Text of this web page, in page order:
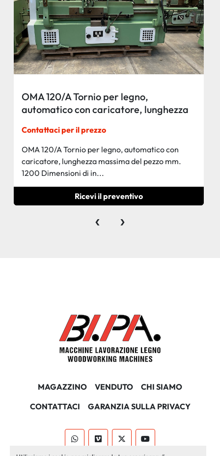
OMA 120/A Tornio per legno,
automatico con caricatore, lunghezza
Contattaci per il prezzo
OMA 120/A Tornio per legno, automatico con
caricatore, lunghezza massima del pezzo mm.
1200 Dimensioni di in...
Ricevi il preventivo
‹ ›
MAGAZZINO VENDUTO
CHI SIAMO
CONTATTACI
GARANZIA SULLA PRIVACY
whatsappvimeo twitteryoutube